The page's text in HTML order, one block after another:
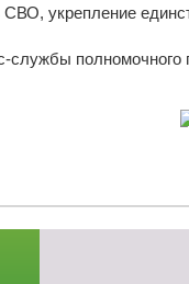
укрепление
службы полномочного